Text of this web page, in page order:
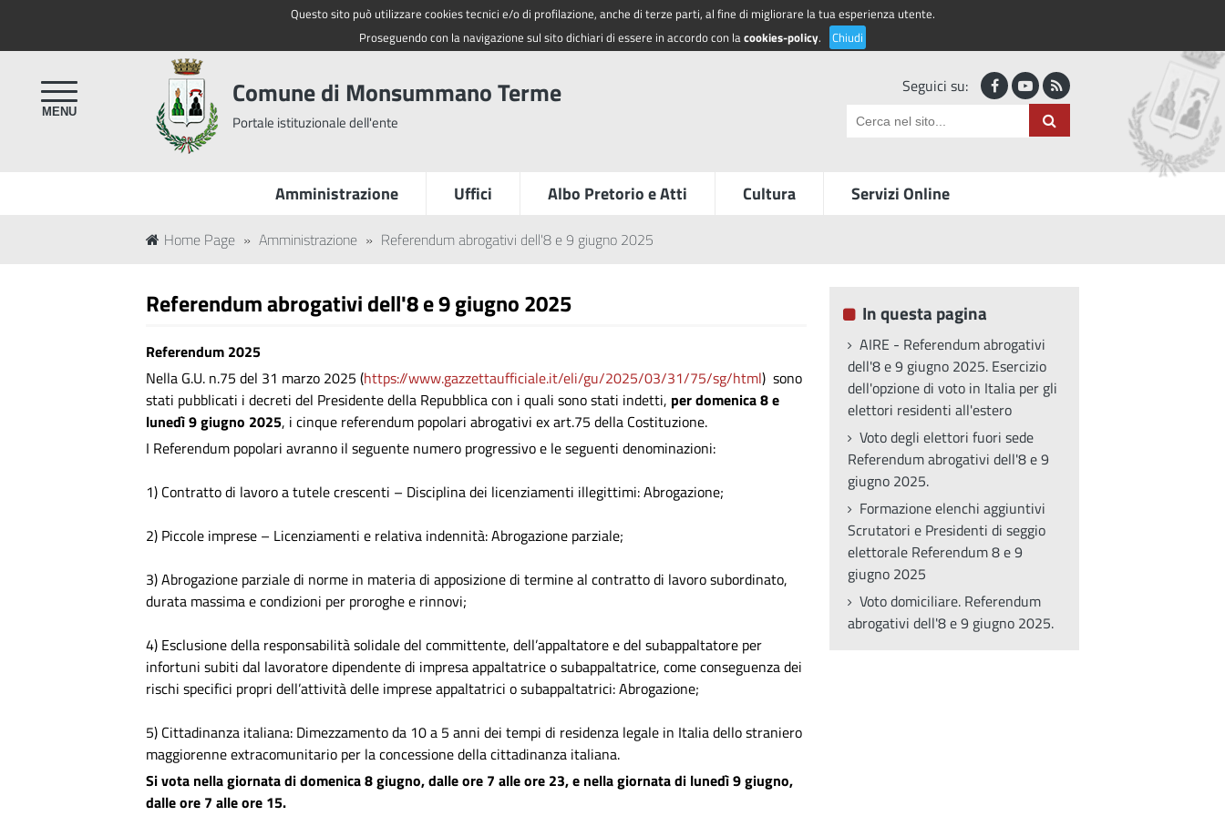
Questo sito può utilizzare cookies tecnici e/o di profilazione, anche di terze parti, al fine di migliorare la tua esperienza utente.
Proseguendo con la navigazione sul sito dichiari di essere in accordo con lacookies-policy. Chiudi
Seguici su:
Comune di Monsummano Terme
Portale istituzionale dell'ente
Amministrazione Uffici Albo Pretorio e Atti Cultura Servizi Online
Home Page » Amministrazione » Referendum abrogativi dell'8 e 9 giugno 2025
Referendum abrogativi dell'8 e 9 giugno 2025
Referendum 2025
Nella G.U. n.75 del 31 marzo 2025 (https://www.gazzettaufficiale.it/eli/gu/2025/03/31/75/sg/html) sono
stati pubblicati i decreti del Presidente della Repubblica con i quali sono stati indetti, per domenica 8 e
lunedì 9 giugno 2025, i cinque referendum popolari abrogativi ex art.75 della Costituzione.
I Referendum popolari avranno il seguente numero progressivo e le seguenti denominazioni:
1) Contratto di lavoro a tutele crescenti – Disciplina dei licenziamenti illegittimi: Abrogazione;
2) Piccole imprese – Licenziamenti e relativa indennità: Abrogazione parziale;
3) Abrogazione parziale di norme in materia di apposizione di termine al contratto di lavoro subordinato,
durata massima e condizioni per proroghe e rinnovi;
4) Esclusione della responsabilità solidale del committente, dell’appaltatore e del subappaltatore per
infortuni subiti dal lavoratore dipendente di impresa appaltatrice o subappaltatrice, come conseguenza dei
rischi specifici propri dell’attività delle imprese appaltatrici o subappaltatrici: Abrogazione;
5) Cittadinanza italiana: Dimezzamento da 10 a 5 anni dei tempi di residenza legale in Italia dello straniero
maggiorenne extracomunitario per la concessione della cittadinanza italiana.
Si vota nella giornata di domenica 8 giugno, dalle ore 7 alle ore 23, e nella giornata di lunedì 9 giugno,
dalle ore 7 alle ore 15.
In questa pagina
AIRE - Referendum abrogativi
dell'8 e 9 giugno 2025. Esercizio
dell'opzione di voto in Italia per gli
elettori residenti all'estero
Voto degli elettori fuori sede
Referendum abrogativi dell'8 e 9
giugno 2025.
Formazione elenchi aggiuntivi
Scrutatori e Presidenti di seggio
elettorale Referendum 8 e 9
giugno 2025
Voto domiciliare. Referendum
abrogativi dell'8 e 9 giugno 2025.